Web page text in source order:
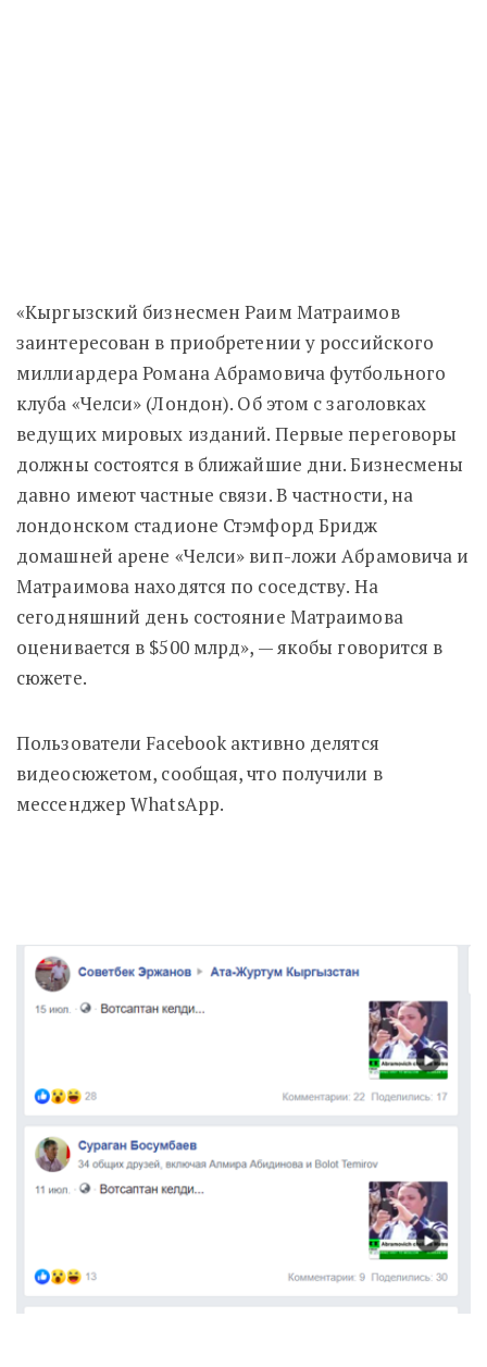
«Кыргызский бизнесмен Раим Матраимов
заинтересован в приобретении у российского
миллиардера Романа Абрамовича футбольного
клуба «Челси» (Лондон). Об этом с заголовках
ведущих мировых изданий. Первые переговоры
должны состоятся в ближайшие дни. Бизнесмены
давно имеют частные связи. В частности, на
лондонском стадионе Стэмфорд Бридж
домашней арене «Челси» вип-ложи Абрамовича и
Матраимова находятся по соседству. На
сегодняшний день состояние Матраимова
оценивается в $500 млрд», — якобы говорится в
сюжете.
Пользователи Facebook активно делятся
видеосюжетом, сообщая, что получили в
мессенджер WhatsApp.